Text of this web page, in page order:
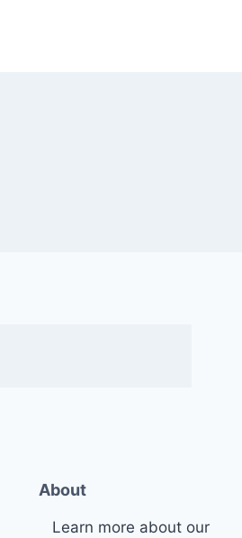
About
Learn more about our